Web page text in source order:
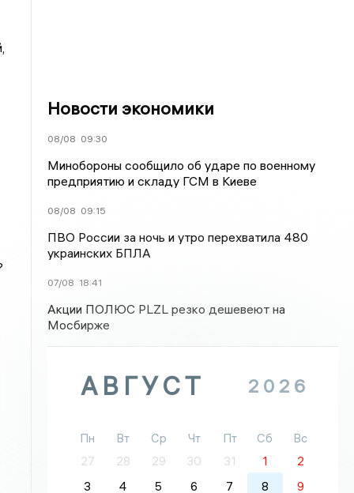
Новости экономики
08/08 09:30
Минобороны сообщило об ударе по военному
предприятию и складу ГСМ в Киеве
08/08 09:15
ПВО России за ночь и утро перехватила 480
украинских БПЛА
07/08 18:41
Акции ПОЛЮС PLZL резко дешевеют на
Мосбирже
АВГУСТ 2026
Пн Вт Ср Чт Пт Сб
Вс
27
28 29 30 31 1
2
3
4 5 6 7 8
9